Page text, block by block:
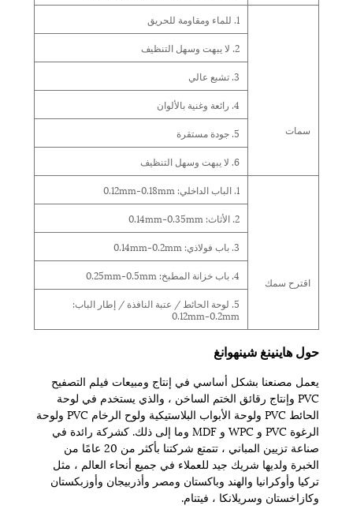
سمات
1. للماء ومقاومة للحريق
2. لا يبهت وسهل التنظيف
3. تشبع عالي
4. رائعة وغنية بالألوان
5. جودة مستقرة
6. لا يبهت وسهل التنظيف
اقترح سمك
1. الباب الداخلي: 0.12mm-0.18mm
2. الأثاث: 0.14mm-0.35mm
3. باب فولاذي: 0.14mm-0.2mm
4. باب خزانة المطبخ: 0.25mm-0.5mm
5. لوحة الحائط / عتبة النافذة / إطار الباب:
0.12mm-0.2mm
حول هاينينغ شينهوانغ
يعمل مصنعنا بشكل أساسي في إنتاج ومبيعات فيلم التصفيح
PVC وإنتاج رقائق الختم الساخن ، والذي يستخدم في لوحة
الحائط PVC ولوحة الأبواب البلاستيكية ولوح الرخام PVC ولوحة
الرغوة PVC و WPC و MDF وما إلى ذلك. كشركة رائدة في
صناعة تزيين المباني ، تتمتع شركتنا بأكثر من 20 عامًا من
الخبرة ولديها شريك جيد للعملاء في جميع أنحاء العالم ، مثل
تركيا وأوكرانيا والهند وباكستان ومصر وأذربيجان وأوزبكستان
وكازاخستان وسريلانكا ، فيتنام.